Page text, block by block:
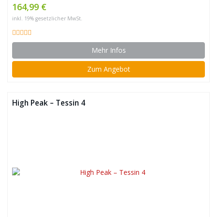
164,99 €
inkl. 19% gesetzlicher MwSt.
Mehr Infos
Zum Angebot
High Peak – Tessin 4